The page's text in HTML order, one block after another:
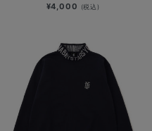
¥4,000 (税込)